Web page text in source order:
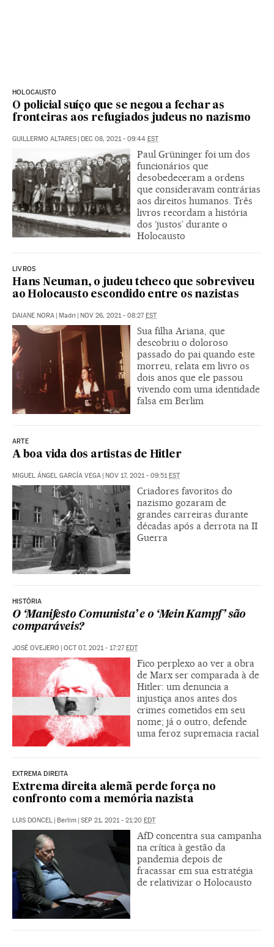
HOLOCAUSTO
O policial suíço que se negou a fechar as
fronteiras aos refugiados judeus no nazismo
GUILLERMO ALTARES DEC 08, 2021 - 09:44 EST
Paul Grüninger foi um dos
funcionários que
desobedeceram a ordens
que consideravam contrárias
aos direitos humanos. Três
livros recordam a história
dos ‘justos’ durante o
Holocausto
LIVROS
Hans Neuman, o judeu tcheco que sobreviveu
ao Holocausto escondido entre os nazistas
DAIANE NORA Madri NOV 26, 2021 - 08:27 EST
Sua filha Ariana, que
descobriu o doloroso
passado do pai quando este
morreu, relata em livro os
dois anos que ele passou
vivendo com uma identidade
falsa em Berlim
ARTE
A boa vida dos artistas de Hitler
MIGUEL ÁNGEL GARCÍA VEGA NOV 17, 2021 - 09:51 EST
Criadores favoritos do
nazismo gozaram de
grandes carreiras durante
décadas após a derrota na II
Guerra
HISTÓRIA
O ‘Manifesto Comunista’ e o ‘Mein Kampf’ são
comparáveis?
JOSÉ OVEJERO | OCT 07, 2021 - 17:27EDT
Fico perplexo ao ver a obra
de Marx ser comparada à de
Hitler: um denuncia a
injustiça anos antes dos
crimes cometidos em seu
nome; já o outro, defende
uma feroz supremacia racial
EXTREMA DIREITA
Extrema direita alemã perde força no
confronto com a memória nazista
LUIS DONCEL | Berlim | SEP 21, 2021 - 21:20 EDT
AfD concentra sua campanha
na crítica à gestão da
pandemia depois de
fracassar em sua estratégia
de relativizar o Holocausto